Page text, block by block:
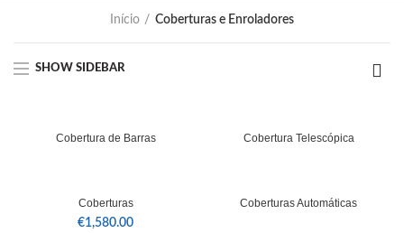
Início Coberturas e Enroladores
SHOW SIDEBAR
Cobertura de Barras Cobertura Telescópica
Coberturas
€1,580.00
Coberturas Automáticas